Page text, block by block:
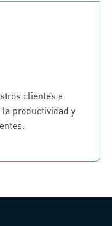
clientes a
productividad y